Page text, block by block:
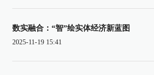
数实融合：“智”绘实体经济新蓝图
2025-11-19 15:41